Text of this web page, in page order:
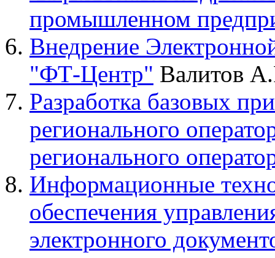
промышленном
Внедрение
"ФТ-Центр" Валитов
Разработка базовых
регионального
регионального
Информационные
обеспечения
электронного